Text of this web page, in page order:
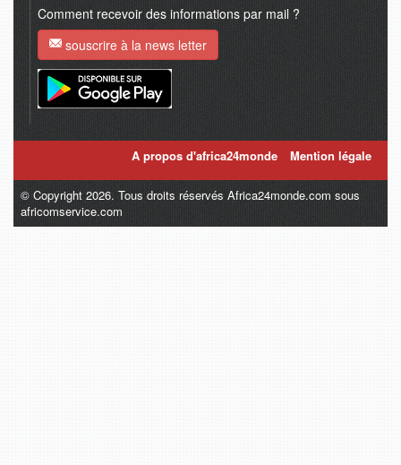
Comment recevoir des informations par mail ?
souscrire à la news letter
A propos d'africa24monde Mention légale
© Copyright 2026. Tous droits réservés Africa24monde.com sous
africomservice.com